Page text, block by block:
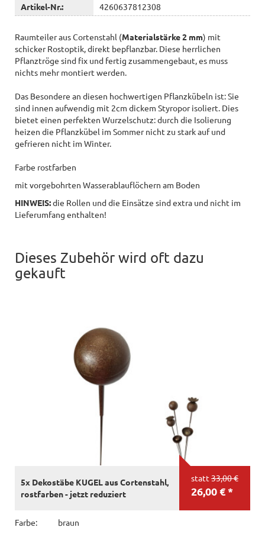
Artikel-Nr.:
4260637812308
Raumteileraus Cortenstahl (Materialstärke 2 mm) mit
schicker Rostoptik, direkt bepflanzbar. Diese herrlichen
Pflanztröge sind fix und fertig zusammengebaut, es muss
nichts mehr montiert werden.
Das Besondere an diesen hochwertigen Pflanzkübeln ist: Sie
sind innen aufwendig mit 2cm dickem Styropor isoliert. Dies
bietet einen perfekten Wurzelschutz: durch die Isolierung
heizen die Pflanzkübel im Sommer nicht zu stark auf und
gefrieren nicht im Winter.
Farbe rostfarben
mit vorgebohrten Wasserablauflöchern am Boden
HINWEIS:die Rollen und die Einsätze sind extra und nicht im
Lieferumfang enthalten!
Dieses Zubehör wird oft dazu
gekauft
statt 33,00 €
26,00 € *
5x Dekostäbe KUGEL aus Cortenstahl,
rostfarben - jetzt reduziert
Farbe: braun